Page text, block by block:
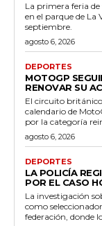
La primera feria
en el parque de La
septiembre.
agosto 6, 2026
DEPORTES
MOTOGP
RENOVAR SU
El circuito
calendario de
por la categoría
agosto 6, 2026
DEPORTES
LA POLICÍA
POR EL CASO
La investigación
como
federación, donde